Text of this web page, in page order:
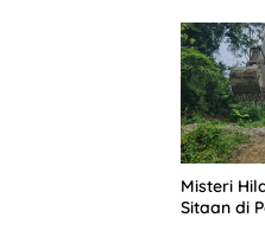
Misteri
Sitaan di